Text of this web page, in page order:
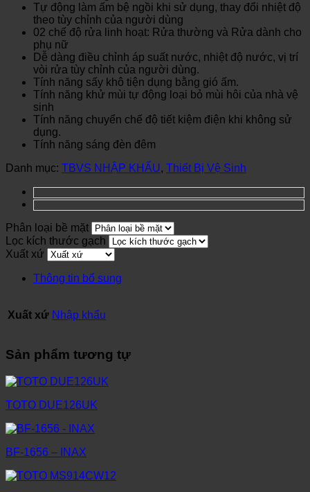
Tự động làm ấm bệ ngồi khi sử dụng, thay đổi nhiệt độ
theo tùy chỉnh của người dùng
02 chế độ rửa linh hoạt: Rửa thường và Rửa dành cho
phụ nữ
Dễ dàng điều chỉnh áp suất nước, nhiệt độ nước, vị trí
vòi rửa tùy chỉnh của người dùng.
Tính năng sấy khô tiện dụng bằng gió ấm.
Tính năng khử mùi tự động loại bỏ mùi hôi của nhà vệ
sinh
Tính năng chuyển chế độ tiết kiệm điện khi không sử
dụng.
Tính năng sáng đèn đêm
Danh mục: TBVS NHẬP KHẨU, Thiết Bị Vệ Sinh
Phân loại bề mặt
Lọc kích thước gạch
Xuất xứ
Thông tin bổ sung
Xuất xứ Nhập khẩu
Sản phẩm tương tự
TOTO DUE126UK
BF-1656 – INAX